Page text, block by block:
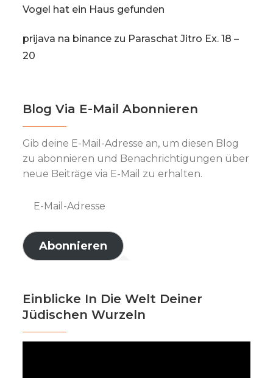
Vogel hat ein Haus gefunden
prijava na binance zu Paraschat Jitro Ex. 18 –
20
Blog Via E-Mail Abonnieren
Gib deine E-Mail-Adresse an, um diesen Blog
zu abonnieren und Benachrichtigungen über
neue Beiträge via E-Mail zu erhalten.
Adresse
Abonnieren
Einblicke In Die Welt Deiner
Jüdischen Wurzeln